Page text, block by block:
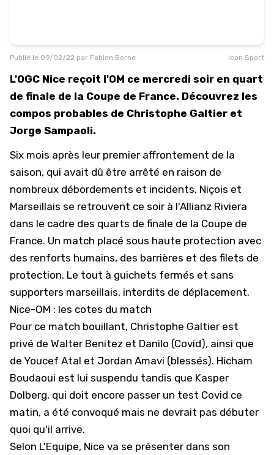
Publié le 09/02/22 par Fabien Borne Icon Sport
L'OGC Nice reçoit l'OM ce mercredi soir en quart
de finale de la Coupe de France. Découvrez les
compos probables de Christophe Galtier et
Jorge Sampaoli.
Six mois après leur premier affrontement de la
saison, qui avait dû être arrêté en raison de
nombreux débordements et incidents, Niçois et
Marseillais se retrouvent ce soir à l'Allianz Riviera
dans le cadre des quarts de finale de la Coupe de
France. Un match placé sous haute protection avec
des renforts humains, des barrières et des filets de
protection. Le tout à guichets fermés et sans
supporters marseillais, interdits de déplacement.
Nice-OM : les cotes du match
Pour ce match bouillant, Christophe Galtier est
privé de Walter Benitez et Danilo (Covid), ainsi que
de Youcef Atal et Jordan Amavi (blessés). Hicham
Boudaoui est lui suspendu tandis que Kasper
Dolberg, qui doit encore passer un test Covid ce
matin, a été convoqué mais ne devrait pas débuter
quoi qu'il arrive.
Selon L'Equipe, Nice va se présenter dans son